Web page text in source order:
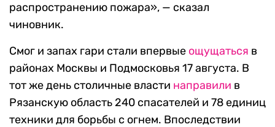
распространению пожара», — сказал
чиновник.
Смог и запах гари стали впервые ощущаться в
районах Москвы и Подмосковья 17 августа. В
тот же день столичные власти направили в
Рязанскую область 240 спасателей и 78 единиц
техники для борьбы с огнем. Впоследствии